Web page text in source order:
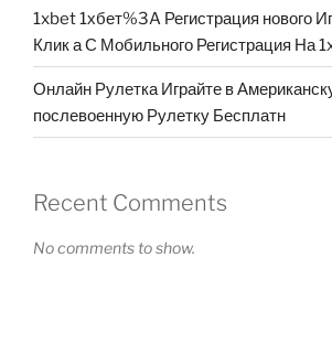
1xbet 1хбет%3A Регистрация нового
Клик а С Мобильного Регистрация На
Онлайн Рулетка Играйте в
послевоенную Рулетку Бесплатн
Recent Comments
No comments to show.